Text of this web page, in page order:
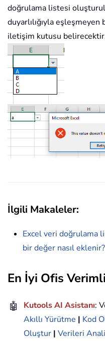
doğrulama listesi
duyarlılığıyla eşleşmeyen
iletişim kutusu
İlgili Makaleler:
Excel veri doğrulama
bir değer nasıl eklenir?
En İyi Ofis
🤖 Kutools AI Asistanı:
Akıllı Yürütme | Kod
Oluştur | Verileri